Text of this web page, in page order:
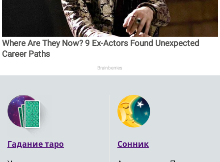
Where Are They Now? 9 Ex-Actors Found Unexpected
Career Paths
Brainberries
Гадание таро
Сонник